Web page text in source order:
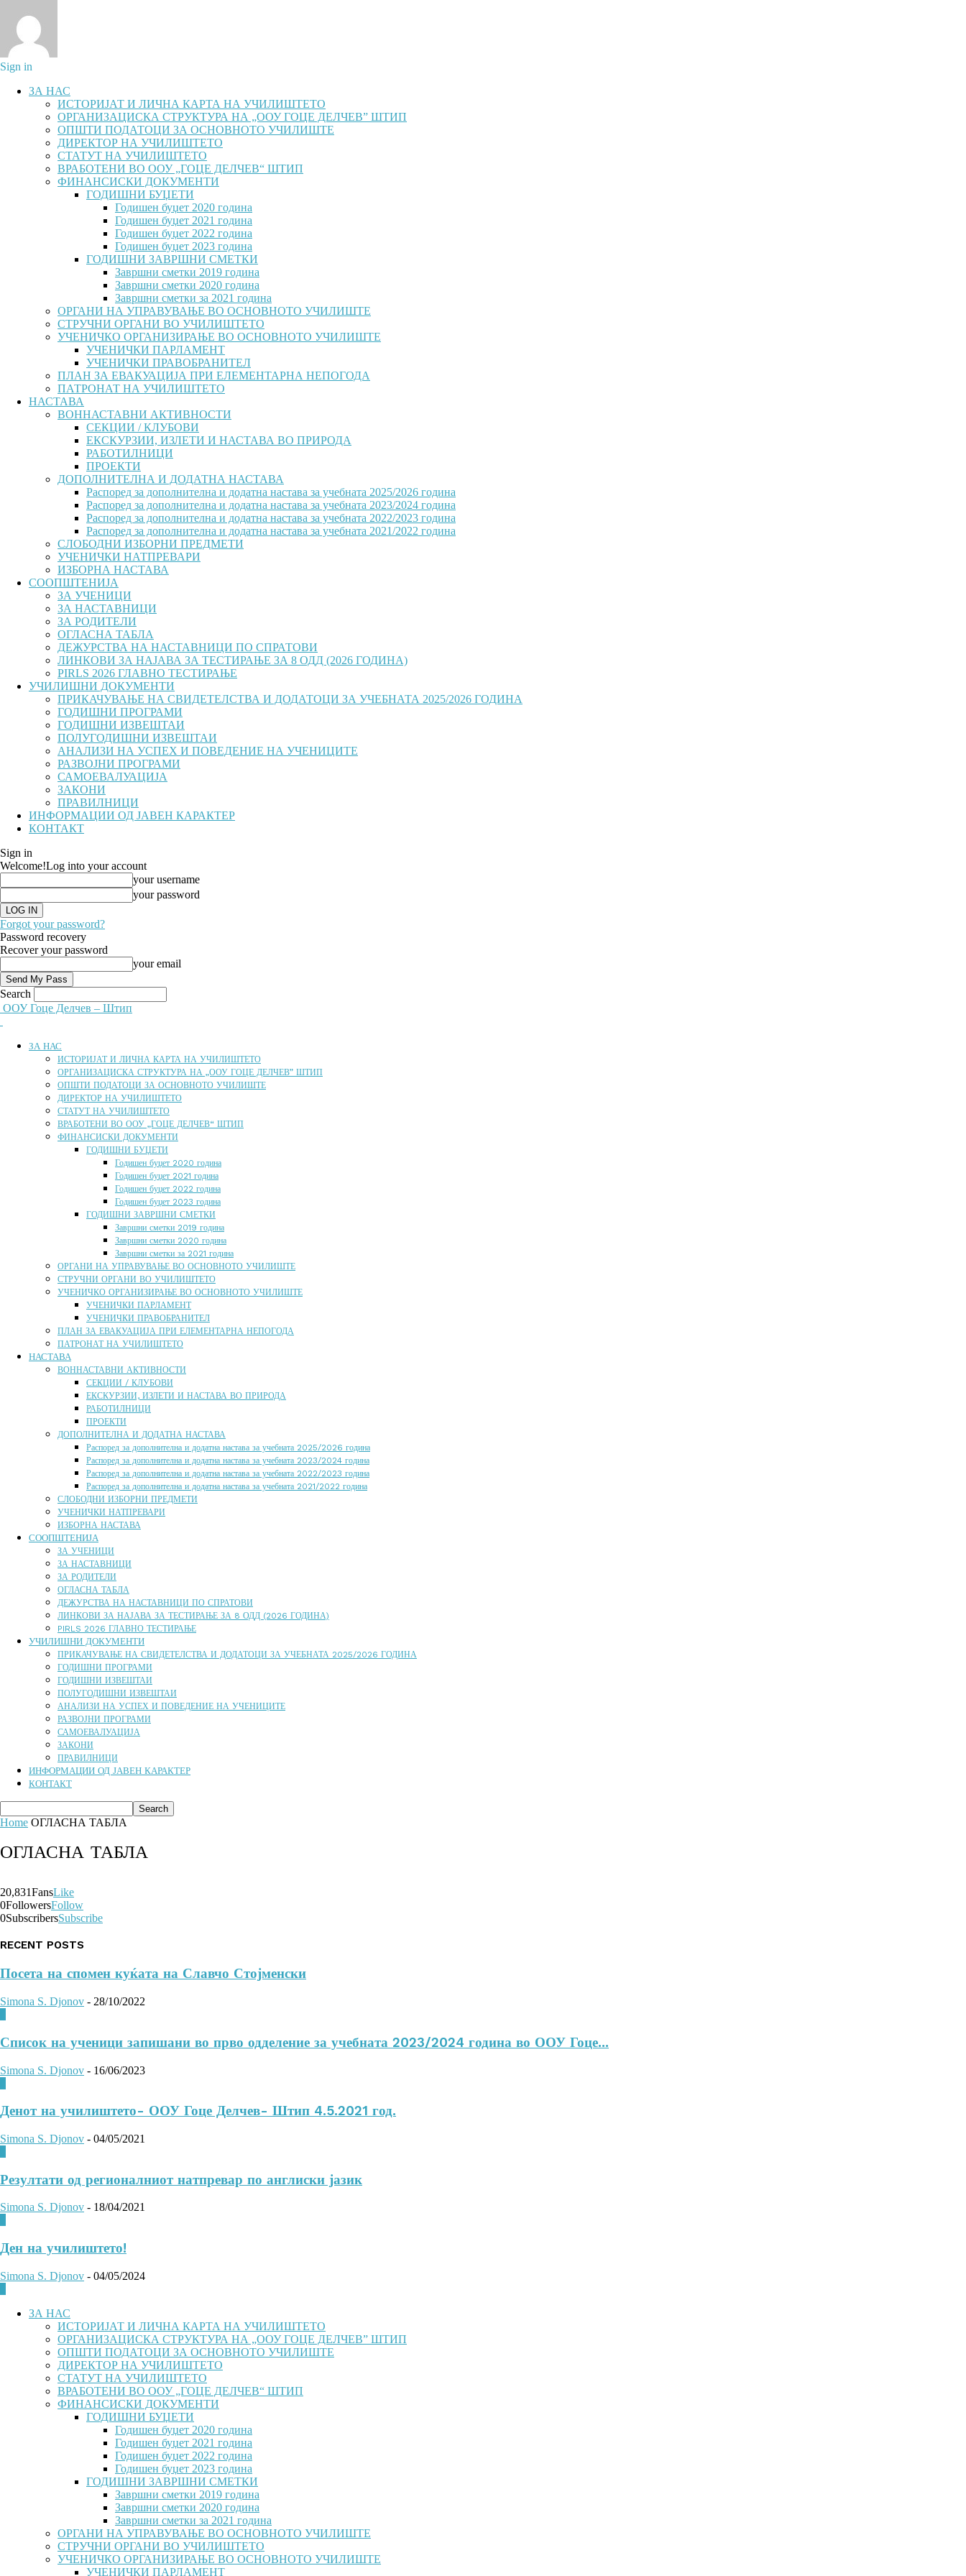
Sign in
ЗА НАС
ИСТОРИЈАТ И ЛИЧНА КАРТА НА УЧИЛИШТЕТО
ОРГАНИЗАЦИСКА СТРУКТУРА НА „ООУ ГОЦЕ ДЕЛЧЕВ” ШТИП
ОПШТИ ПОДАТОЦИ ЗА ОСНОВНОТО УЧИЛИШТЕ
ДИРЕКТОР НА УЧИЛИШТЕТО
СТАТУТ НА УЧИЛИШТЕТО
ВРАБОТЕНИ ВО ООУ „ГОЦЕ ДЕЛЧЕВ“ ШТИП
ФИНАНСИСКИ ДОКУМЕНТИ
ГОДИШНИ БУЏЕТИ
Годишен буџет 2020 година
Годишен буџет 2021 година
Годишен буџет 2022 година
Годишен буџет 2023 година
ГОДИШНИ ЗАВРШНИ СМЕТКИ
Завршни сметки 2019 година
Завршни сметки 2020 година
Завршни сметки за 2021 година
ОРГАНИ НА УПРАВУВАЊЕ ВО ОСНОВНОТО УЧИЛИШТЕ
СТРУЧНИ ОРГАНИ ВО УЧИЛИШТЕТО
УЧЕНИЧКО ОРГАНИЗИРАЊЕ ВО ОСНОВНОТО УЧИЛИШТЕ
УЧЕНИЧКИ ПАРЛАМЕНТ
УЧЕНИЧКИ ПРАВОБРАНИТЕЛ
ПЛАН ЗА ЕВАКУАЦИЈА ПРИ ЕЛЕМЕНТАРНА НЕПОГОДА
ПАТРОНАТ НА УЧИЛИШТЕТО
НАСТАВА
ВОННАСТАВНИ АКТИВНОСТИ
СЕКЦИИ / КЛУБОВИ
ЕКСКУРЗИИ, ИЗЛЕТИ И НАСТАВА ВО ПРИРОДА
РАБОТИЛНИЦИ
ПРОЕКТИ
ДОПОЛНИТЕЛНА И ДОДАТНА НАСТАВА
Распоред за дополнителна и додатна настава за учебната 2025/2026 година
Распоред за дополнителна и додатна настава за учебната 2023/2024 година
Распоред за дополнителна и додатна настава за учебната 2022/2023 година
Распоред за дополнителна и додатна настава за учебната 2021/2022 година
СЛОБОДНИ ИЗБОРНИ ПРЕДМЕТИ
УЧЕНИЧКИ НАТПРЕВАРИ
ИЗБОРНА НАСТАВА
СООПШТЕНИЈА
ЗА УЧЕНИЦИ
ЗА НАСТАВНИЦИ
ЗА РОДИТЕЛИ
ОГЛАСНА ТАБЛА
ДЕЖУРСТВА НА НАСТАВНИЦИ ПО СПРАТОВИ
ЛИНКОВИ ЗА НАЈАВА ЗА ТЕСТИРАЊЕ ЗА 8 ОДД (2026 ГОДИНА)
PIRLS 2026 ГЛАВНО ТЕСТИРАЊЕ
УЧИЛИШНИ ДОКУМЕНТИ
ПРИКАЧУВАЊЕ НА СВИДЕТЕЛСТВА И ДОДАТОЦИ ЗА УЧЕБНАТА 2025/2026 ГОДИНА
ГОДИШНИ ПРОГРАМИ
ГОДИШНИ ИЗВЕШТАИ
ПОЛУГОДИШНИ ИЗВЕШТАИ
АНАЛИЗИ НА УСПЕХ И ПОВЕДЕНИЕ НА УЧЕНИЦИТЕ
РАЗВОЈНИ ПРОГРАМИ
САМОЕВАЛУАЦИЈА
ЗАКОНИ
ПРАВИЛНИЦИ
ИНФОРМАЦИИ ОД ЈАВЕН КАРАКТЕР
КОНТАКТ
Sign in
Welcome!Log into your account
your username
your password
Forgot your password?
Password recovery
Recover your password
your email
Search
ООУ Гоце Делчев – Штип
ЗА НАС
ИСТОРИЈАТ И ЛИЧНА КАРТА НА УЧИЛИШТЕТО
ОРГАНИЗАЦИСКА СТРУКТУРА НА „ООУ ГОЦЕ ДЕЛЧЕВ” ШТИП
ОПШТИ ПОДАТОЦИ ЗА ОСНОВНОТО УЧИЛИШТЕ
ДИРЕКТОР НА УЧИЛИШТЕТО
СТАТУТ НА УЧИЛИШТЕТО
ВРАБОТЕНИ ВО ООУ „ГОЦЕ ДЕЛЧЕВ“ ШТИП
ФИНАНСИСКИ ДОКУМЕНТИ
ГОДИШНИ БУЏЕТИ
Годишен буџет 2020 година
Годишен буџет 2021 година
Годишен буџет 2022 година
Годишен буџет 2023 година
ГОДИШНИ ЗАВРШНИ СМЕТКИ
Завршни сметки 2019 година
Завршни сметки 2020 година
Завршни сметки за 2021 година
ОРГАНИ НА УПРАВУВАЊЕ ВО ОСНОВНОТО УЧИЛИШТЕ
СТРУЧНИ ОРГАНИ ВО УЧИЛИШТЕТО
УЧЕНИЧКО ОРГАНИЗИРАЊЕ ВО ОСНОВНОТО УЧИЛИШТЕ
УЧЕНИЧКИ ПАРЛАМЕНТ
УЧЕНИЧКИ ПРАВОБРАНИТЕЛ
ПЛАН ЗА ЕВАКУАЦИЈА ПРИ ЕЛЕМЕНТАРНА НЕПОГОДА
ПАТРОНАТ НА УЧИЛИШТЕТО
НАСТАВА
ВОННАСТАВНИ АКТИВНОСТИ
СЕКЦИИ / КЛУБОВИ
ЕКСКУРЗИИ, ИЗЛЕТИ И НАСТАВА ВО ПРИРОДА
РАБОТИЛНИЦИ
ПРОЕКТИ
ДОПОЛНИТЕЛНА И ДОДАТНА НАСТАВА
Распоред за дополнителна и додатна настава за учебната 2025/2026 година
Распоред за дополнителна и додатна настава за учебната 2023/2024 година
Распоред за дополнителна и додатна настава за учебната 2022/2023 година
Распоред за дополнителна и додатна настава за учебната 2021/2022 година
СЛОБОДНИ ИЗБОРНИ ПРЕДМЕТИ
УЧЕНИЧКИ НАТПРЕВАРИ
ИЗБОРНА НАСТАВА
СООПШТЕНИЈА
ЗА УЧЕНИЦИ
ЗА НАСТАВНИЦИ
ЗА РОДИТЕЛИ
ОГЛАСНА ТАБЛА
ДЕЖУРСТВА НА НАСТАВНИЦИ ПО СПРАТОВИ
ЛИНКОВИ ЗА НАЈАВА ЗА ТЕСТИРАЊЕ ЗА 8 ОДД (2026 ГОДИНА)
PIRLS 2026 ГЛАВНО ТЕСТИРАЊЕ
УЧИЛИШНИ ДОКУМЕНТИ
ПРИКАЧУВАЊЕ НА СВИДЕТЕЛСТВА И ДОДАТОЦИ ЗА УЧЕБНАТА 2025/2026 ГОДИНА
ГОДИШНИ ПРОГРАМИ
ГОДИШНИ ИЗВЕШТАИ
ПОЛУГОДИШНИ ИЗВЕШТАИ
АНАЛИЗИ НА УСПЕХ И ПОВЕДЕНИЕ НА УЧЕНИЦИТЕ
РАЗВОЈНИ ПРОГРАМИ
САМОЕВАЛУАЦИЈА
ЗАКОНИ
ПРАВИЛНИЦИ
ИНФОРМАЦИИ ОД ЈАВЕН КАРАКТЕР
КОНТАКТ
Home ОГЛАСНА ТАБЛА
ОГЛАСНА ТАБЛА
20,831FansLike
0FollowersFollow
0SubscribersSubscribe
RECENT POSTS
Посета на спомен куќата на Славчо Стојменски
Simona S. Djonov - 28/10/2022
Список на ученици запишани во прво одделение за учебната 2023/2024 година во ООУ Гоце...
Simona S. Djonov - 16/06/2023
Денот на училиштето- ООУ Гоце Делчев- Штип 4.5.2021 год.
Simona S. Djonov - 04/05/2021
Резултати од регионалниот натпревар по англиски јазик
Simona S. Djonov - 18/04/2021
Ден на училиштето!
Simona S. Djonov - 04/05/2024
ЗА НАС
ИСТОРИЈАТ И ЛИЧНА КАРТА НА УЧИЛИШТЕТО
ОРГАНИЗАЦИСКА СТРУКТУРА НА „ООУ ГОЦЕ ДЕЛЧЕВ” ШТИП
ОПШТИ ПОДАТОЦИ ЗА ОСНОВНОТО УЧИЛИШТЕ
ДИРЕКТОР НА УЧИЛИШТЕТО
СТАТУТ НА УЧИЛИШТЕТО
ВРАБОТЕНИ ВО ООУ „ГОЦЕ ДЕЛЧЕВ“ ШТИП
ФИНАНСИСКИ ДОКУМЕНТИ
ГОДИШНИ БУЏЕТИ
Годишен буџет 2020 година
Годишен буџет 2021 година
Годишен буџет 2022 година
Годишен буџет 2023 година
ГОДИШНИ ЗАВРШНИ СМЕТКИ
Завршни сметки 2019 година
Завршни сметки 2020 година
Завршни сметки за 2021 година
ОРГАНИ НА УПРАВУВАЊЕ ВО ОСНОВНОТО УЧИЛИШТЕ
СТРУЧНИ ОРГАНИ ВО УЧИЛИШТЕТО
УЧЕНИЧКО ОРГАНИЗИРАЊЕ ВО ОСНОВНОТО УЧИЛИШТЕ
УЧЕНИЧКИ ПАРЛАМЕНТ